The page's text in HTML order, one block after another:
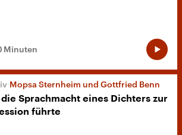
Minuten
Mopsa Sternheim und Gottfried Benn
Sprachmacht eines Dichters zur
führte